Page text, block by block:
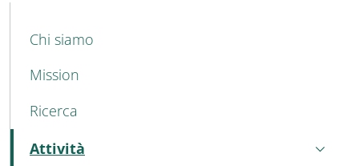
MAIN NAVIGATION
Chi siamo
Mission
Ricerca
Attività
Attivo